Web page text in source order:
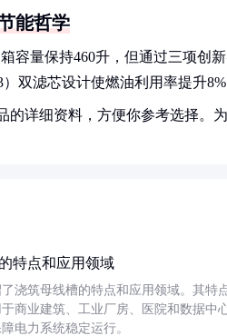
能哲学
容量保持460升，但通过三项创
）双滤芯设计使燃油利用率提升
的详细资料，方便你参考选择。
特点和应用领域
浇筑母线槽的特点和应用领域。其特
商业建筑、工业厂房、医院和数据中
电力系统稳定运行。